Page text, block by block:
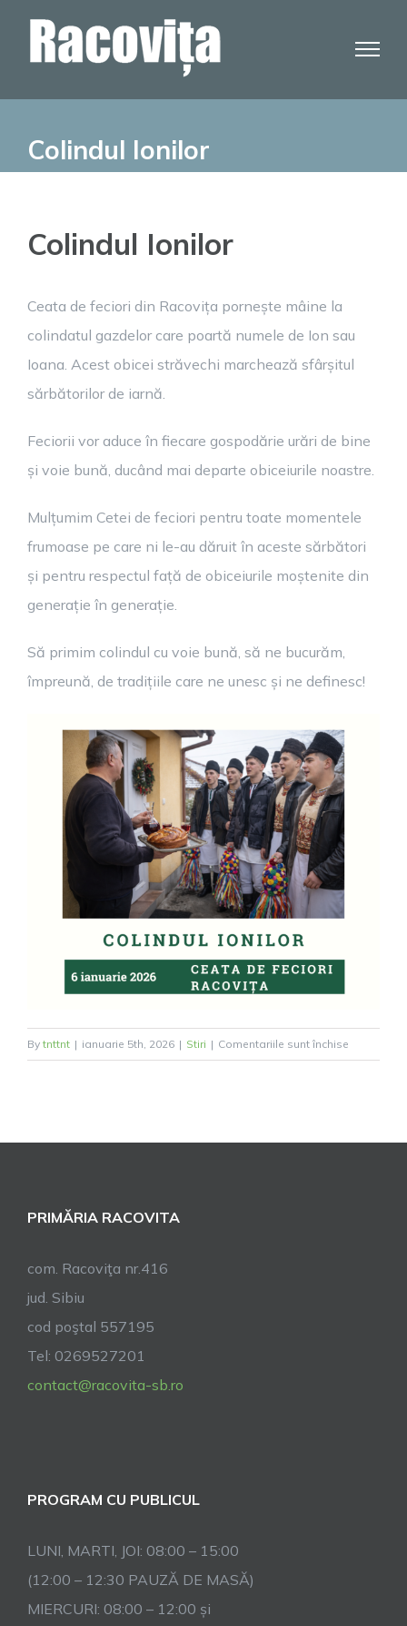
Colindul Ionilor
Colindul Ionilor
Ceata de feciori din Racovița pornește mâine la
colindatul gazdelor care poartă numele de Ion sau
Ioana. Acest obicei străvechi marchează sfârșitul
sărbătorilor de iarnă.
Feciorii vor aduce în fiecare gospodărie urări de bine
și voie bună, ducând mai departe obiceiurile noastre.
Mulțumim Cetei de feciori pentru toate momentele
frumoase pe care ni le-au dăruit în aceste sărbători
și pentru respectul față de obiceiurile moștenite din
generație în generație.
Să primim colindul cu voie bună, să ne bucurăm,
împreună, de tradițiile care ne unesc și ne definesc!
By tnttnt | ianuarie 5th, 2026 | Stiri | Comentariile sunt închise
Colindul
PRIMĂRIA RACOVITA
com. Racoviţa nr.416
jud. Sibiu
cod poştal 557195
Tel: 0269527201
contact@racovita-sb.ro
PROGRAM CU PUBLICUL
LUNI, MARTI, JOI: 08:00 – 15:00
(12:00 – 12:30 PAUZĂ DE MASĂ)
MIERCURI: 08:00 – 12:00 și